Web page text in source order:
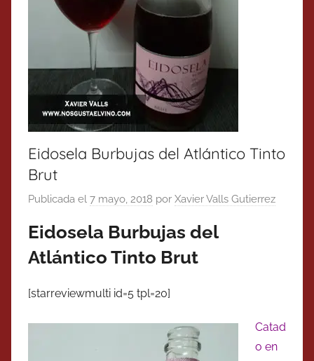
Eidosela Burbujas del Atlántico Tinto
Brut
Publicada el 7 mayo, 2018 por Xavier Valls Gutierrez
Eidosela Burbujas del
Atlántico Tinto Brut
[starreviewmulti id=5 tpl=20]
Catad
o en